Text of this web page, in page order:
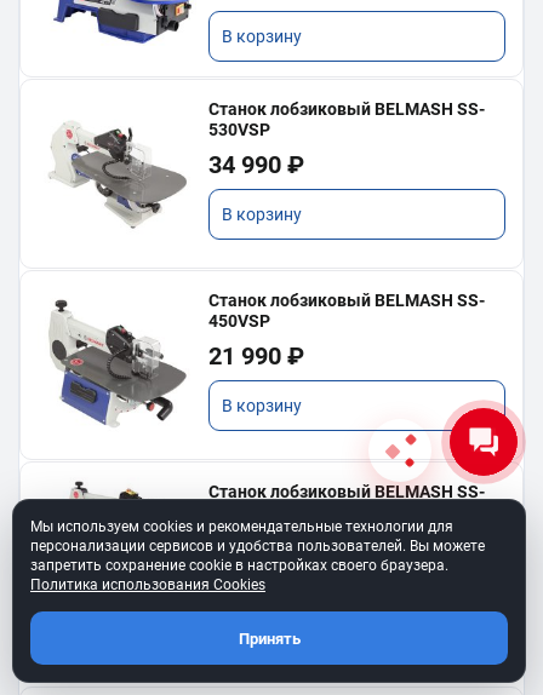
В корзину
Станок лобзиковый BELMASH SS-
530VSP
34 990 ₽
В корзину
Станок лобзиковый BELMASH SS-
450VSP
21 990 ₽
В корзину
Станок лобзиковый BELMASH SS-
35 990 ₽
В корзину
Мы используем cookies и рекомендательные технологии для
персонализации сервисов и удобства пользователей. Вы можете
запретить сохранение cookie в настройках своего браузера.
Политика использования Cookies
Принять